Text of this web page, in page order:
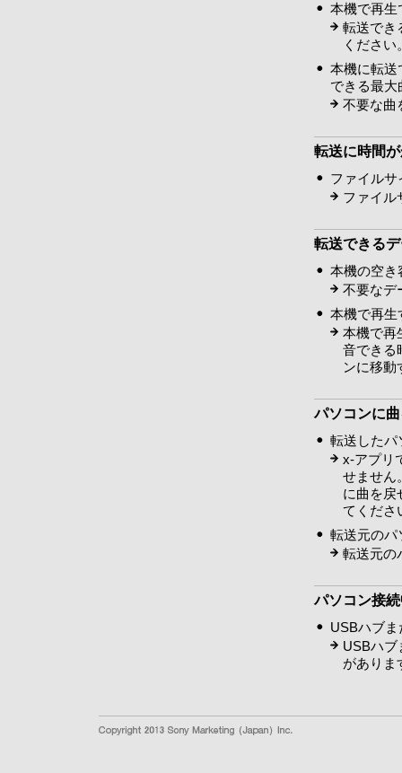
本機で再生
転送でき
くださ
本機に転送
できる最大
不要な曲
転送に時間
ファイル
ファイル
転送できる
本機の空き
不要なデ
本機で再生
本機で再
音できる
ンに移動
パソコンに
転送したパ
x-アプリ
せません
に曲を戻
てくださ
転送元のパ
転送元の
パソコン接
USBハブ
USBハブ
がありま